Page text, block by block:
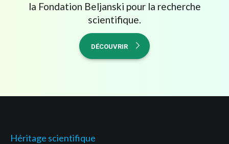
la Fondation Beljanski pour la recherche
scientifique.
DÉCOUVRIR
Héritage scientifique